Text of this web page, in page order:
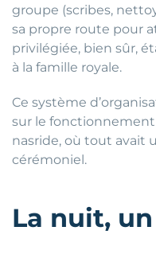
groupe (scribes,
sa propre route pour
privilégiée, bien sûr,
à la famille royale.
Ce système
sur le
nasride, où tout avait
cérémoniel.
La nuit,